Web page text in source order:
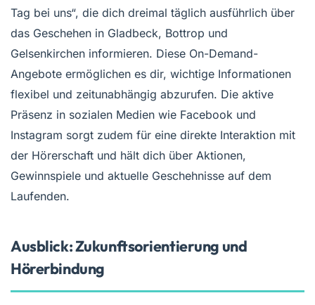
Tag bei uns“, die dich dreimal täglich ausführlich über
das Geschehen in Gladbeck, Bottrop und
Gelsenkirchen informieren. Diese On-Demand-
Angebote ermöglichen es dir, wichtige Informationen
flexibel und zeitunabhängig abzurufen. Die aktive
Präsenz in sozialen Medien wie Facebook und
Instagram sorgt zudem für eine direkte Interaktion mit
der Hörerschaft und hält dich über Aktionen,
Gewinnspiele und aktuelle Geschehnisse auf dem
Laufenden.
Ausblick: Zukunftsorientierung und
Hörerbindung